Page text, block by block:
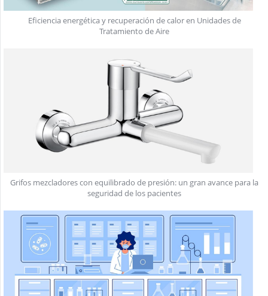
Eficiencia energética y recuperación de calor en Unidades de
Tratamiento de Aire
Grifos mezcladores con equilibrado de presión: un gran avance para la
seguridad de los pacientes